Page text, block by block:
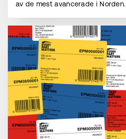
av de mest avancerade i Norden.